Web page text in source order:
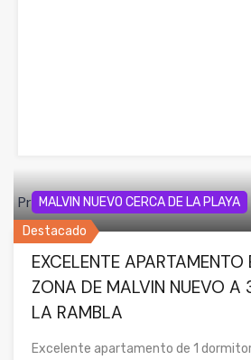
Propiedades Similares
Destacado
MALVIN NUEVO CERCA DE LA PLAYA
EXCELENTE
ZONA DE MALVIN NUEVO A
LA RAMBLA
Excelente apartamento de 1